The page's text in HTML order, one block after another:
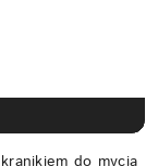
do mycia